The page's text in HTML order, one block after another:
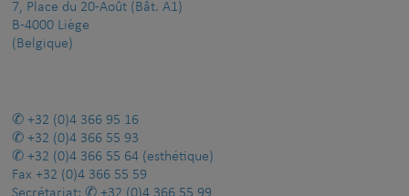
7, Place du 20-Août (Bât. A1)
B-4000 Liège
(Belgique)
+32 (0)4 366 95 16
+32 (0)4 366 55 93
+32 (0)4 366 55 64 (esthétique)
Fax +32 (0)4 366 55 59